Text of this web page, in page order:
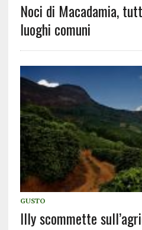
Noci di Macadamia,
luoghi comuni
GUSTO
Illy scommette